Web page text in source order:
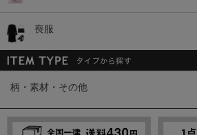
喪服
柄・素材・その他